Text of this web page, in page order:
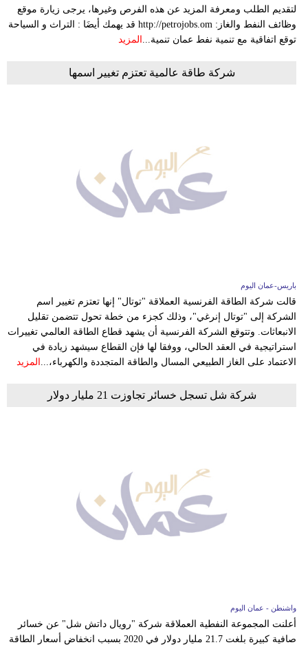
لتقديم الطلب ومعرفة المزيد عن هذه الفرص وغيرها، يرجى زيارة موقع
وظائف النفط والغاز: http://petrojobs.om قد يهمك أيضَا : التراث و السياحة
توقع اتفاقية مع تنمية نفط عمان تنمية... المزيد
شركة طاقة عالمية تعتزم تغيير اسمها
باريس-عمان اليوم
قالت شركة الطاقة الفرنسية العملاقة "توتال" إنها تعتزم تغيير اسم
الشركة إلى "توتال إنرغي"، وذلك كجزء من خطة تحول تتضمن تقليل
الانبعاثات. وتتوقع الشركة الفرنسية أن يشهد قطاع الطاقة العالمي تغييرات
استراتيجية في العقد الحالي، ووفقا لها فإن القطاع سيشهد زيادة في
الاعتماد على الغاز الطبيعي المسال والطاقة المتجددة والكهرباء،...
المزيد
شركة شل تسجل خسائر تجاوزت 21 مليار دولار
واشنطن - عمان اليوم
أعلنت المجموعة النفطية العملاقة شركة "رويال داتش شل" عن خسائر
صافية كبيرة بلغت 21.7 مليار دولار في 2020 بسبب انخفاض أسعار الطاقة